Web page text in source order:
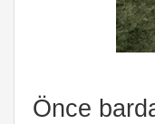
Önce